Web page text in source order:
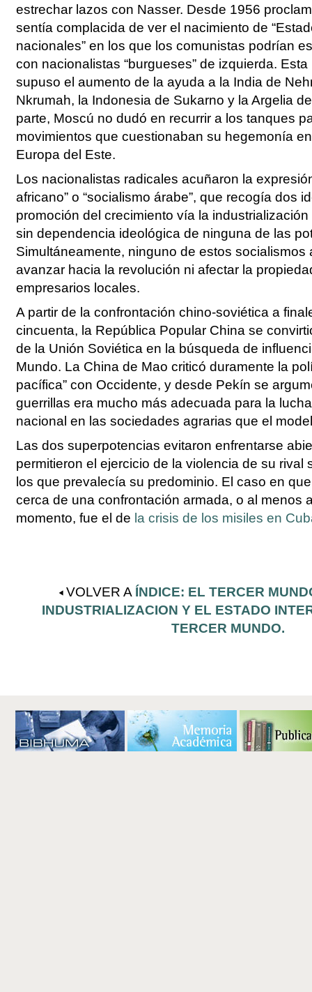
estrechar lazos con Nasser. Desde 1956
sentía complacida de ver el nacimiento de
nacionales” en los que los comunistas podrían
con nacionalistas “burgueses” de izquierda.
supuso el aumento de la ayuda a la India de
Nkrumah, la Indonesia de Sukarno y la Argelia
parte, Moscú no dudó en recurrir a los tanques
movimientos que cuestionaban su hegemonía
Europa del Este.
Los nacionalistas radicales acuñaron la
africano” o “socialismo árabe”, que recogía dos
promoción del crecimiento vía la
sin dependencia ideológica de ninguna de las
Simultáneamente, ninguno de estos socialismos
avanzar hacia la revolución ni afectar la
empresarios locales.
A partir de la confrontación chino-soviética a
cincuenta, la República Popular China se
de la Unión Soviética en la búsqueda de
Mundo. La China de Mao criticó duramente la
pacífica” con Occidente, y desde Pekín se
guerrillas era mucho más adecuada para la
nacional en las sociedades agrarias que el
Las dos superpotencias evitaron enfrentarse
permitieron el ejercicio de la violencia de su rival
los que prevalecía su predominio. El caso en
cerca de una confrontación armada, o al menos
momento, fue el de la crisis de los misiles en
VOLVER A ÍNDICE: EL TERCER
INDUSTRIALIZACION Y EL ESTADO
TERCER MUNDO.